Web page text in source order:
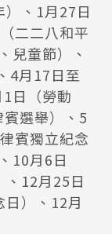
、1月27日
二二八和平
兒童節）、
4月17日至
日（勞動
選舉）、5
賓獨立紀念
10月6日
、12月25日
日）、12月